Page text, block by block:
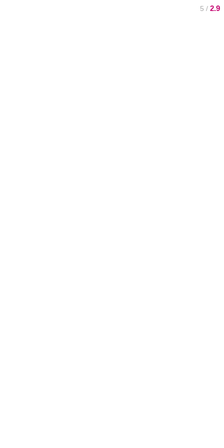
2.9
/ 5